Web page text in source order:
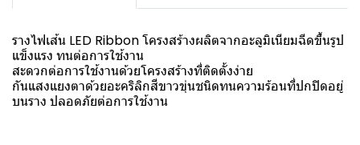
รางไฟเส้น LED Ribbon โครงสร้างผลิตจากอะลูมิเนียมฉีดขึ้นรูป
แข็งแรง ทนต่อการใช้งาน
สะดวกต่อการใช้งานด้วยโครงสร้างที่ติดตั้งง่าย
กันแสงแยงตาด้วยอะคริลิกสีขาวขุ่นชนิดทนความร้อนที่ปกปิดอยู่
บนราง ปลอดภัยต่อการใช้งาน